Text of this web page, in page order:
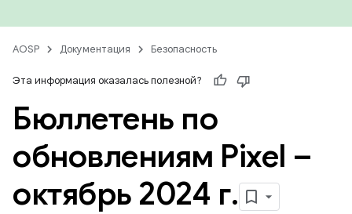
AOSP Документация Безопасность
Эта информация оказалась полезной?
Бюллетень по
обновлениям Pixel –
октябрь 2024 г.